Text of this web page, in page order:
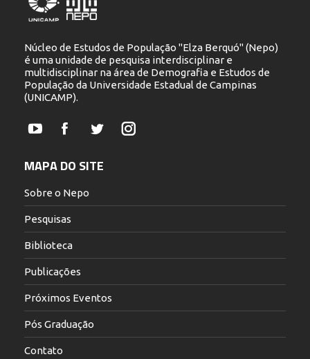
Núcleo de Estudos de População "Elza Berquó" (Nepo)
é uma unidade de pesquisa interdisciplinar e
multidisciplinar na área de Demografia e Estudos de
População da Universidade Estadual de Campinas
(UNICAMP).
YouTubeFacebookTwitterInstagram
MAPA DO SITE
Sobre o Nepo
Pesquisas
Biblioteca
Publicações
Próximos Eventos
Pós Graduação
Contato